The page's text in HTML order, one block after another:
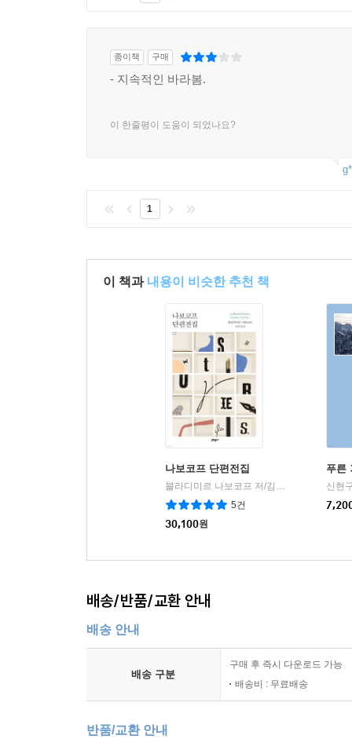
종이책 구매
- 지속적인 바라봄.
이 한줄평이 도움이 되었나요?
1
이 책과 내용이 비슷한 추천 책
나보코프 단편전집
블라디미르 나보코프 저/김윤하 역
문학동네
5건
30,100원
푸른
신현
배송/반품/교환 안내
배송 안내
배송 구분
구매 후 즉시 다운로드 가능
배송비 : 무료배송
반품/교환 안내